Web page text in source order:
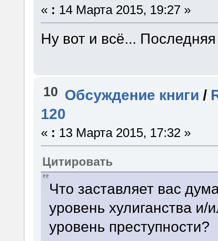
« : 14 Марта 2015, 19:27 »
Ну вот и всё... Последняя
10 Обсуждение книги /
120
« : 13 Марта 2015, 17:32 »
Цитировать
Что заставляет вас
уровень хулиганства
уровень преступности?